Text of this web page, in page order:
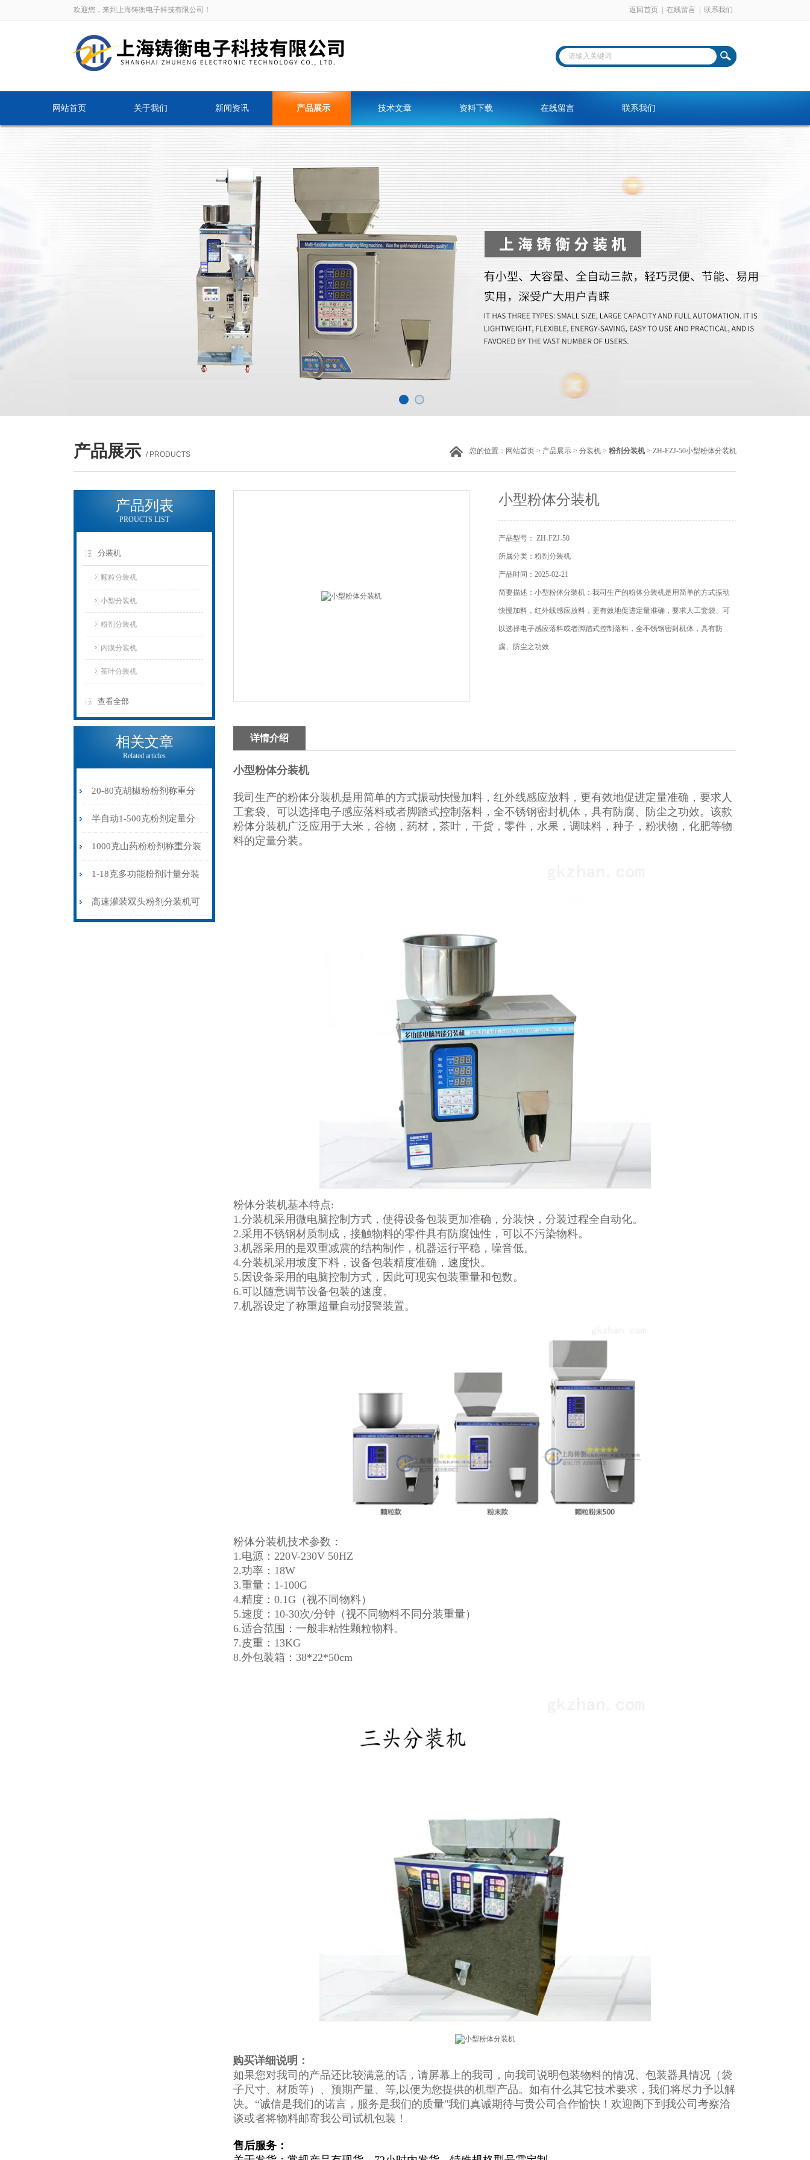
欢迎您，来到上海铸衡电子科技有限公司！ 返回首页 在线留言 联系我们
网站首页 关于我们 新闻资讯 产品展示 技术文章 资料下载 在线留言 联系我们
产品展示 / PRODUCTS 您的位置： 网站首页 > 产品展示 > 分装机 > 粉剂分装机 > ZH-FZJ-50小型粉体分装机
产品列表
PROUCTS LIST
分装机
颗粒分装机
小型分装机
粉剂分装机
内膜分装机
茶叶分装机
查看全部
相关文章
Related articles
20-80克胡椒粉粉剂称重分
装机可配流水线
半自动1-500克粉剂定量分
装机强力震动下料
1000克山药粉粉剂称重分装
机震动螺旋下料
1-18克多功能粉剂计量分装
机厂家现货
高速灌装双头粉剂分装机可
小型粉体分装机
产品型号： ZH-FZJ-50
所属分类：粉剂分装机
产品时间：2025-02-21
简要描述：小型粉体分装机：我司生产的粉体分装机​是用简单的方式振动
快慢加料，红外线感应放料，更有效地促进定量准确，要求人工套袋、可
以选择电子感应落料或者脚踏式控制落料，全不锈钢密封机体，具有防
腐、防尘之功效
详情介绍
小型粉体分装机
我司生产的粉体分装机是用简单的方式振动快慢加料，红外线感应放料，更有效地促进定量准确，要求人
工套袋、可以选择电子感应落料或者脚踏式控制落料，全不锈钢密封机体，具有防腐、防尘之功效。该款
粉体分装机广泛应用于大米，谷物，药材，茶叶，干货，零件，水果，调味料，种子，粉状物，化肥等物
料的定量分装。
粉体分装机基本特点:
1.分装机采用微电脑控制方式，使得设备包装更加准确，分装快，分装过程全自动化。
2.采用不锈钢材质制成，接触物料的零件具有防腐蚀性，可以不污染物料。
3.机器采用的是双重减震的结构制作，机器运行平稳，噪音低。
4.分装机采用坡度下料，设备包装精度准确，速度快。
5.因设备采用的电脑控制方式，因此可现实包装重量和包数。
6.可以随意调节设备包装的速度。
7.机器设定了称重超量自动报警装置。
粉体分装机技术参数：
1.电源：220V-230V 50HZ
2.功率：18W
3.重量：1-100G
4.精度：0.1G（视不同物料）
5.速度：10-30次/分钟（视不同物料不同分装重量）
6.适合范围：一般非粘性颗粒物料。
7.皮重：13KG
8.外包装箱：38*22*50cm
购买详细说明：
如果您对我司的产品还比较满意的话，请屏幕上的我司，向我司说明包装物料的情况、包装器具情况（袋
子尺寸、材质等）、预期产量、等,以便为您提供的机型产品。如有什么其它技术要求，我们将尽力予以解
决。“诚信是我们的诺言，服务是我们的质量"我们真诚期待与贵公司合作愉快！欢迎阁下到我公司考察洽
谈或者将物料邮寄我公司试机包装！
售后服务：